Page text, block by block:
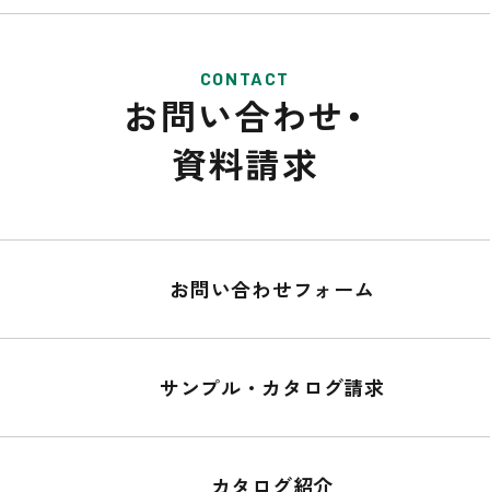
CONTACT
お問い合わせ・
資料請求
お問い合わせフォーム
サンプル・カタログ請求
カタログ紹介